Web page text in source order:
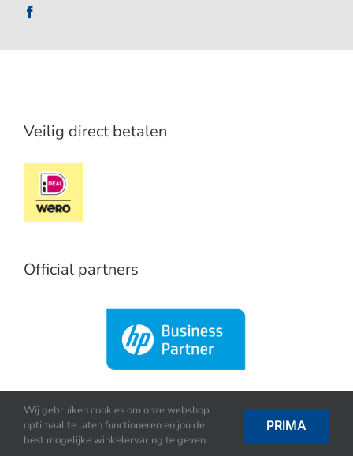
Veilig direct betalen
Official partners
Wij gebruiken cookies om onze webshop
optimaal te laten functioneren en jou de
best mogelijke winkelervaring te geven.
PRIMA